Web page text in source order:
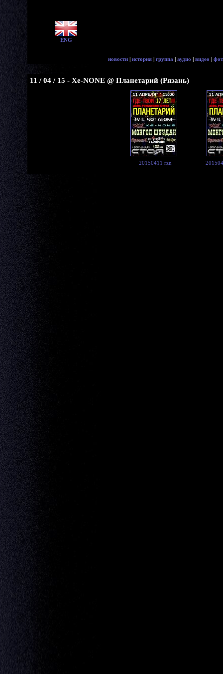
ENG
новости | история | группа | аудио | видео |
11 / 04 / 15 - Xe-NONE @ Планетарий (Рязань)
20150411 rzn